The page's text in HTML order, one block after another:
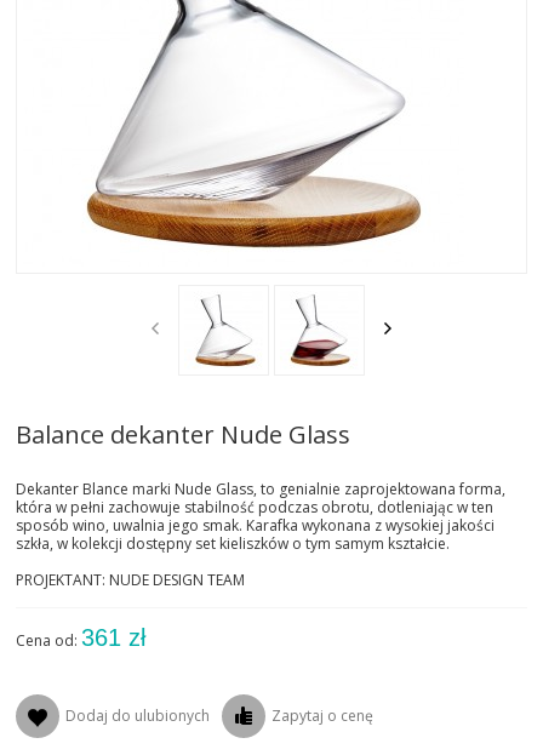
STREFA-PROJEKTANTA
REALIZACJE
INSPIRACJE
Balance dekanter Nude Glass
Dekanter Blance marki Nude Glass, to genialnie zaprojektowana forma,
która w pełni zachowuje stabilność podczas obrotu, dotleniając w ten
sposób wino, uwalnia jego smak. Karafka wykonana z wysokiej jakości
szkła, w kolekcji dostępny set kieliszków o tym samym kształcie.
PROJEKTANT: NUDE DESIGN TEAM
Cena od:361 zł
Dodaj do ulubionych Zapytaj o cenę